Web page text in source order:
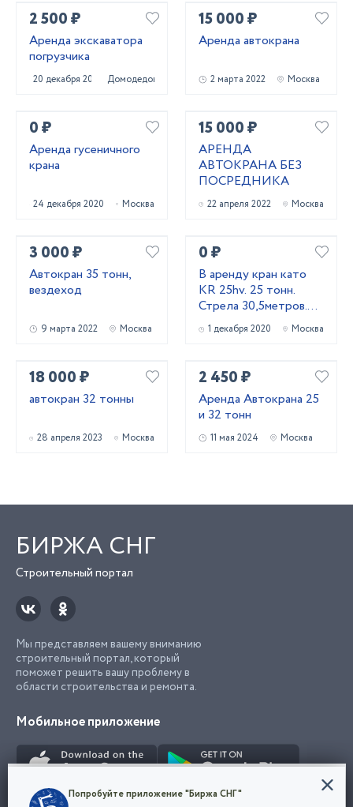
2 500 ₽
Аренда экскаватора
погрузчика
20 декабря 2023 Домодедово
15 000 ₽
Аренда автокрана
2 марта 2022 Москва
0 ₽
Аренда гусеничного
крана
24 декабря 2020 Москва
15 000 ₽
АРЕНДА
АВТОКРАНА БЕЗ
ПОСРЕДНИКА
22 апреля 2022 Москва
3 000 ₽
Автокран 35 тонн,
вездеход
9 марта 2022 Москва
0 ₽
В аренду кран като
KR 25hv. 25 тонн.
Стрела 30,5метров.
Гусёк 15 м
1 декабря 2020 Москва
18 000 ₽
автокран 32 тонны
28 апреля 2023 Москва
2 450 ₽
Аренда Автокрана 25
и 32 тонн
11 мая 2024 Москва
БИРЖА СНГ
Строительный портал
Мы представляем вашему вниманию
строительный портал, который
поможет решить вашу проблему в
области строительства и ремонта.
Мобильное приложение
Конфиденциальность
Попробуйте приложение "Биржа СНГ"